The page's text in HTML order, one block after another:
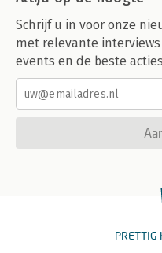
Schrijf u in voor onze
met relevante
events en de beste
PRETTIG